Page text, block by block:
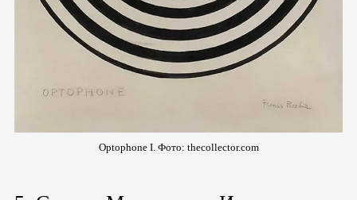
Optophone I. Фото: thecollector.com